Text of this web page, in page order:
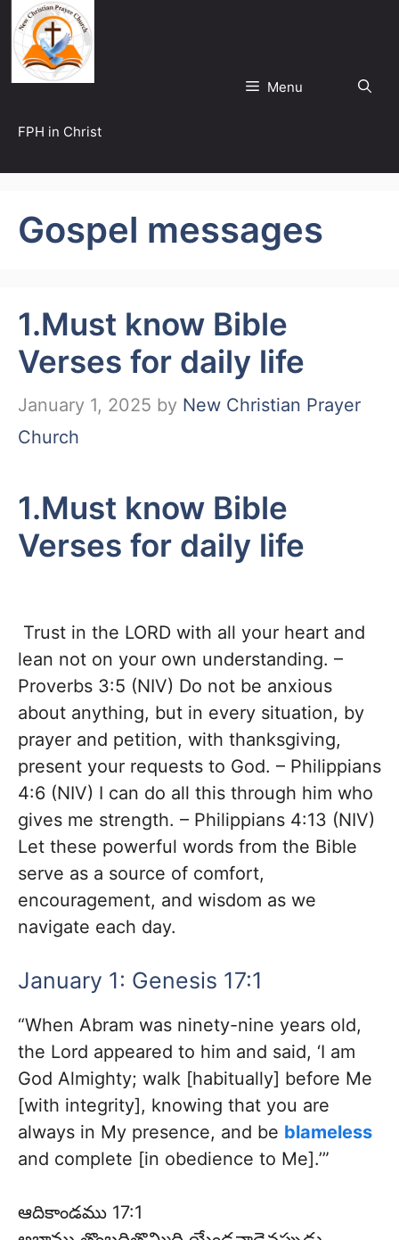
Skip
to
content
FPH in Christ
Menu
Gospel messages
1.Must know Bible
Verses for daily life
January 1, 2025 by New Christian Prayer
Church
1.Must know Bible
Verses for daily life
Trust in the LORD with all your heart and
lean not on your own understanding. –
Proverbs 3:5 (NIV) Do not be anxious
about anything, but in every situation, by
prayer and petition, with thanksgiving,
present your requests to God. – Philippians
4:6 (NIV) I can do all this through him who
gives me strength. – Philippians 4:13 (NIV)
Let these powerful words from the Bible
serve as a source of comfort,
encouragement, and wisdom as we
navigate each day.
January 1: Genesis 17:1
“When Abram was ninety-nine years old,
the Lord appeared to him and said, ‘I am
God Almighty; walk [habitually] before Me
[with integrity], knowing that you are
always in My presence, and be blameless
and complete [in obedience to Me].’”
ఆదికాండము 17:1